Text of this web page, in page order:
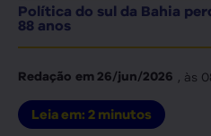
Política do sul da Bahia
88 anos
Redação em 26/jun/2026 , às
Leia em: 2 minutos